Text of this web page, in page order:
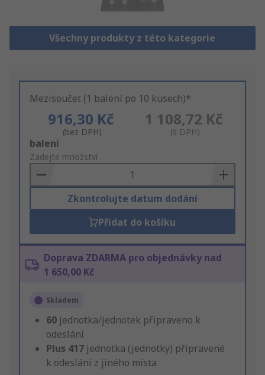
Všechny produkty z této kategorie
Mezisoučet (1 balení po 10 kusech)*
916,30 Kč
(bez DPH)
1 108,72 Kč
(s DPH)
Add
to
Basket
balení
Zadejte množství
Zkontrolujte datum dodání
Přidat do košíku
Doprava ZDARMA pro objednávky nad
1 650,00 Kč
Skladem
60 jednotka/jednotek připraveno k
odeslání
Plus 417 jednotka (jednotky) připravené
k odeslání z jiného místa